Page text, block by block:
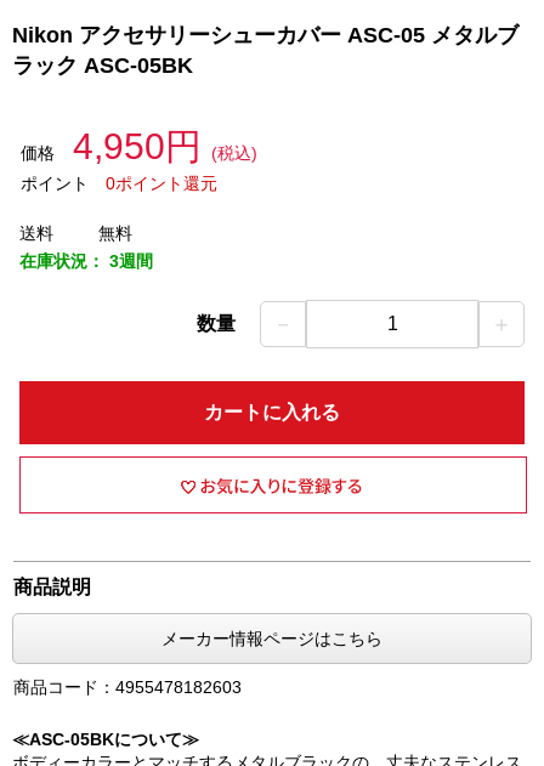
Nikon アクセサリーシューカバー ASC-05 メタルブ
ラック ASC-05BK
価格 4,950円
(税込)
ポイント
0ポイント還元
送料
無料
在庫状況： 3週間
数量 － 1 ＋
カートに入れる
商品説明
メーカー情報ページはこちら
商品コード：4955478182603
≪ASC-05BKについて≫